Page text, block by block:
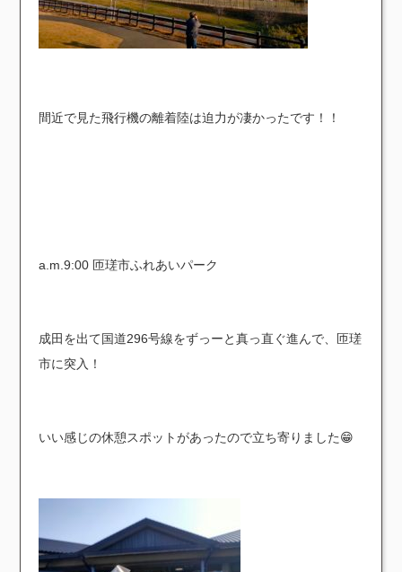
間近で見た飛行機の離着陸は迫力が凄かったです！！
a.m.9:00 匝瑳市ふれあいパーク
成田を出て国道296号線をずっーと真っ直ぐ進んで、匝瑳
市に突入！
いい感じの休憩スポットがあったので立ち寄りました😁